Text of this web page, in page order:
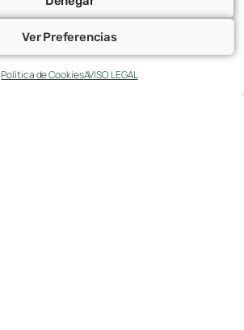
Ver Preferencias
Política de CookiesAVISO LEGAL